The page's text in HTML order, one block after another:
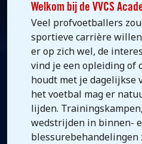
Welkom bij de VVCS
Veel profvoetballers
sportieve carrière
er op zich wel, de
vind je een opleiding of
houdt met je dagelijkse
het voetbal mag er
lijden.
wedstrijden in binnen-
blessurebehandelingen